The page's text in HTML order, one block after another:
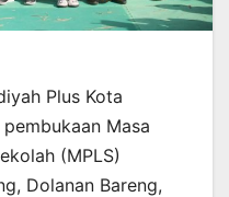
Plus Kota
Masa
(MPLS)
Dolanan Bareng,